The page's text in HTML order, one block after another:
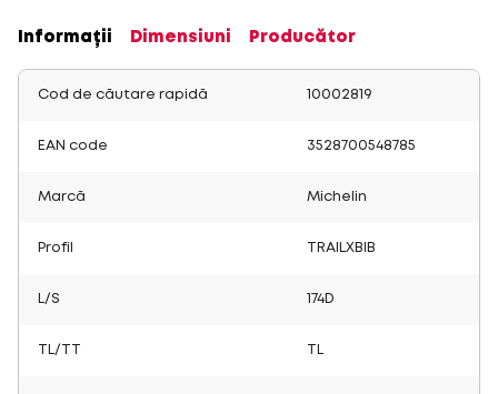
Informații Dimensiuni Producător
Cod de căutare rapidă 10002819
EAN code 3528700548785
Marcă Michelin
Profil TRAILXBIB
L/S 174D
TL/TT